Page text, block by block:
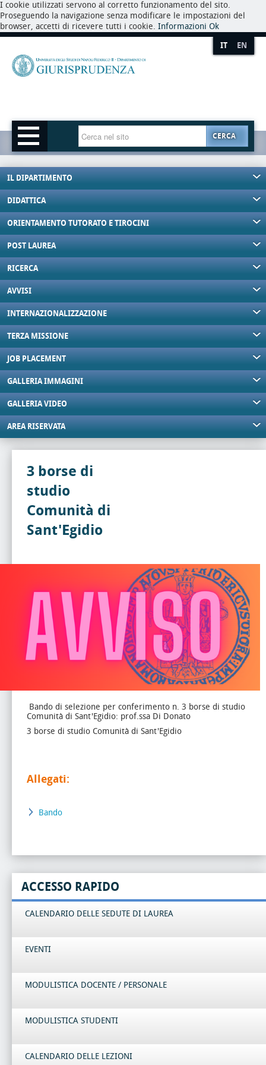
I cookie utilizzati servono al corretto funzionamento del sito.
Proseguendo la navigazione senza modificare le impostazioni del
browser, accetti di ricevere tutti i cookie. Informazioni Ok
IT EN
CERCA
IL DIPARTIMENTO
DIDATTICA
ORIENTAMENTO TUTORATO E TIROCINI
POST LAUREA
RICERCA
AVVISI
INTERNAZIONALIZZAZIONE
TERZA MISSIONE
JOB PLACEMENT
GALLERIA IMMAGINI
GALLERIA VIDEO
AREA RISERVATA
3 borse di
studio
Comunità di
Sant'Egidio
Bando di selezione per conferimento n. 3 borse di studio
Comunità di Sant'Egidio: prof.ssa Di Donato
3 borse di studio Comunità di Sant'Egidio
Allegati:
Bando
ACCESSO RAPIDO
CALENDARIO DELLE SEDUTE DI LAUREA
EVENTI
MODULISTICA DOCENTE / PERSONALE
MODULISTICA STUDENTI
CALENDARIO DELLE LEZIONI